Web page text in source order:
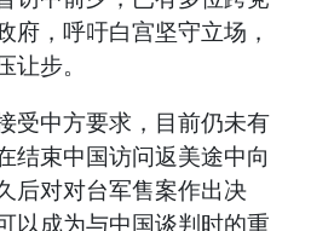
府，呼吁白宫坚守立场，
让步。
受中方要求，目前仍未有
结束中国访问返美途中向
后对对台军售案作出决
以成为与中国谈判时的重